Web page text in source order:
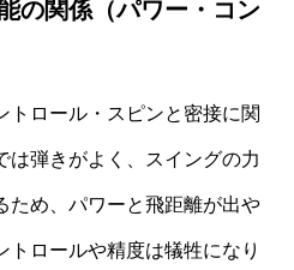
の関係（パワー・コン
トロール・スピンと密接に関
は弾きがよく、スイングの力
ため、パワーと飛距離が出や
ロールや精度は犠牲になり